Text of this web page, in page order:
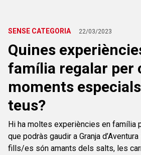
SENSE CATEGORIA 22/03/2023
Quines
família regalar per
moments
teus?
Hi ha moltes experiències en família
que podràs gaudir a Granja
fills/es són amants dels salts, les